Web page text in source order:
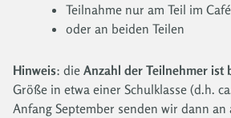
Teilnahme nur am Teil im Café
oder an beiden Teilen
Hinweis: die Anzahl der Teilnehmer ist
Größe in etwa einer Schulklasse (d.h.
Anfang September senden wir dann an